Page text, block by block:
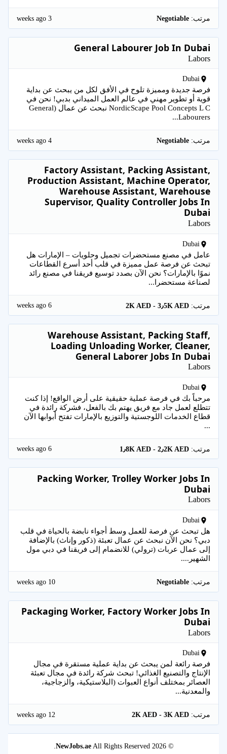
مرتب: 3 weeks ago
General Labourer Job In Dubai
Labors
Dubai
فرصة جديدة ومميزة تلوح في الأفق لكل من يبحث عن بداية
قوية أو تطوير مهني في عالم العمل الميداني بدبي! نحن في
NordicScape Pool Concepts L C نبحث عن عمال (General
Labourers...
مرتب: 4 weeks ago
Factory Assistant, Packing Assistant,
Production Assistant, Machine Operator,
Warehouse Assistant, Warehouse
Supervisor, Quality Controller Jobs In
Dubai
Labors
Dubai
عامل في مصنع مستحضرات تجميل وحلويات – الإمارات هل
تبحث عن فرصة عمل مميزة في قلب أحد أسرع القطاعات
نموًا بالإمارات؟ نحن الآن بصدد توسيع فريقنا في مصنع رائد
لصناعة مستحضرا...
مرتب: 6 weeks ago
Warehouse Assistant, Packing Staff,
Loading Unloading Worker, Cleaner,
General Laborer Jobs In Dubai
Labors
Dubai
مرحباً بك في فرصة عملية حقيقية على أرض الواقع! إذا كنت
تتطلع لعمل جاد مع فريق يهتم بك بالفعل، فشركة رائدة في
قطاع الخدمات اللوجستية والتوزيع بالإمارات تفتح أبوابها الآن
...
مرتب: 6 weeks ago
Packing Worker, Trolley Worker Jobs In
Dubai
Labors
Dubai
هل تبحث عن فرصة للعمل وسط أجواء نابضة بالحياة في قلب
دبي؟ نحن الآن نبحث عن عمال تعبئة (ذكور وإناث) بالإضافة
إلى عمال عربات (ترولي) للانضمام إلى فريقنا في دبي مول
الشهير....
مرتب: 10 weeks ago
Packaging Worker, Factory Worker Jobs In
Dubai
Labors
Dubai
فرصة رائعة لمن يبحث عن بداية عملية مستقرة في مجال
الإنتاج والتصنيع الغذائي! تبحث شركة رائدة في مجال تعبئة
العصائر بمختلف أنواع العبوات (البلاستيكية، والزجاجية،
والمعدنية...
مرتب: 12 weeks ago
© 2026
NewJobs.aeAll Rights Reserved.